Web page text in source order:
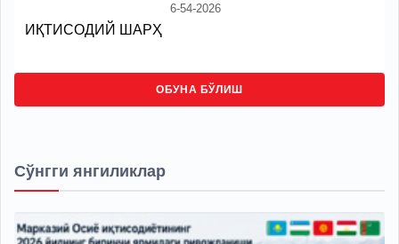
6-54-2026
ИҚТИСОДИЙ ШАРҲ
ОБУНА БЎЛИШ
Сўнгги янгиликлар